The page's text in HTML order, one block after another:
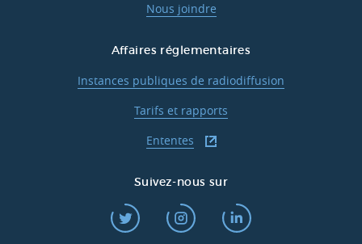
Nous joindre
Affaires réglementaires
Instances publiques de radiodiffusion
Tarifs et rapports
Ententes
Suivez-nous sur